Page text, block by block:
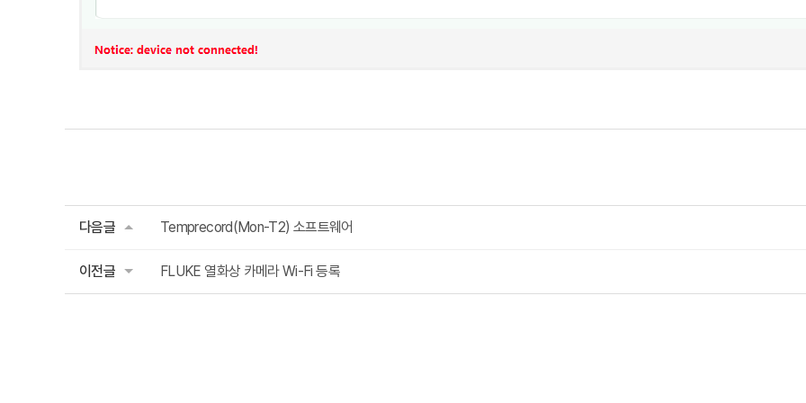
다음글 Temprecord(Mon-T2) 소프트웨어
이전글 FLUKE 열화상 카메라 Wi-Fi 등록